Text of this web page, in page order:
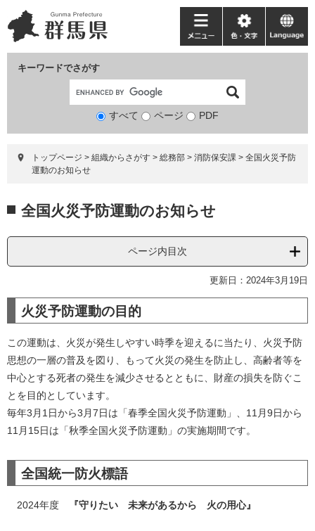
ー
ジ
ニ
ュ
て
キーワードでさがす
検
象
すべて ページ PDF
メ
ニ
ー
色・
文
language
トップページ > 組織からさがす > 総務部 > 消防保安課 > 全国火災予防
運動のお知らせ
文 全国火災予防運動のお知らせ
ページ内目次
更新日：2024年3月19日
火災予防運動の目的
この運動は、火災が発生しやすい時季を迎えるに当たり、火災予防
思想の一層の普及を図り、もって火災の発生を防止し、高齢者等を
中心とする死者の発生を減少させるとともに、財産の損失を防ぐこ
とを目的としています。
毎年3月1日から3月7日は「春季全国火災予防運動」、11月9日から
11月15日は「秋季全国火災予防運動」の実施期間です。
全国統一防火標語
2024年度 『守りたい 未来があるから 火の用心』